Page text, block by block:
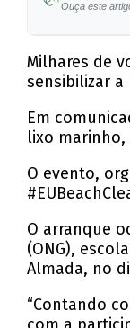
Ouça este
Milhares de
sensibilizar a
Em
lixo marinho,
O evento,
O arranque
(ONG),
Almada, no
“Contando